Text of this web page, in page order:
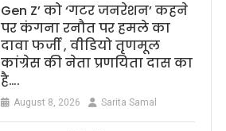
Gen Z’ को ‘गटर जनरेशन’ कहने
पर कंगना रनौत पर हमले का
दावा फर्जी , वीडियो तृणमूल
कांग्रेस की नेता प्रणयिता दास का
है….
August 8, 2026 Sarita Samal